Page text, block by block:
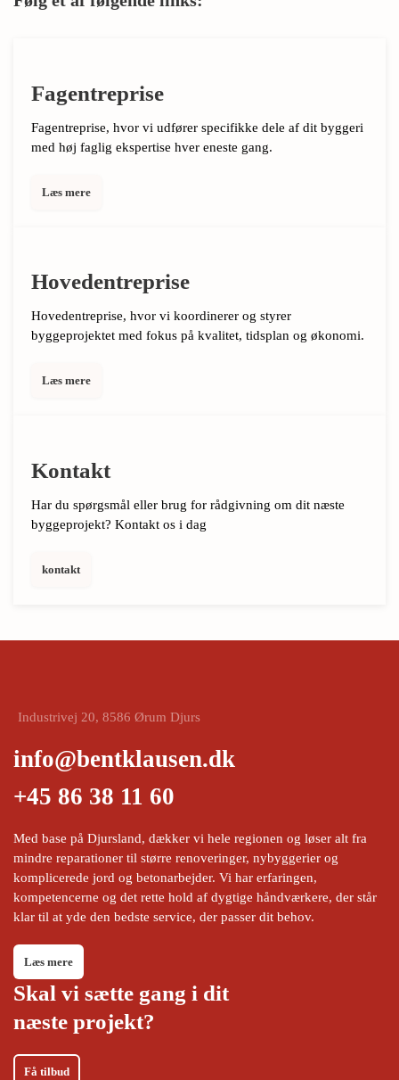
Fagentreprise
Fagentreprise, hvor vi udfører specifikke dele af dit byggeri
med høj faglig ekspertise hver eneste gang.
Læs mere
Hovedentreprise
Hovedentreprise, hvor vi koordinerer og styrer
byggeprojektet med fokus på kvalitet, tidsplan og økonomi.
Læs mere
Kontakt
Har du spørgsmål eller brug for rådgivning om dit næste
byggeprojekt? Kontakt os i dag
kontakt
Industrivej 20, 8586 Ørum Djurs
info@bentklausen.dk
+45 86 38 11 60
Med base på Djursland, dækker vi hele regionen og løser alt fra
mindre reparationer til større renoveringer, nybyggerier og
komplicerede jord og betonarbejder. Vi har erfaringen,
kompetencerne og det rette hold af dygtige håndværkere, der står
klar til at yde den bedste service, der passer dit behov.
Læs mere
Skal vi sætte gang i dit
næste projekt?
Få tilbud